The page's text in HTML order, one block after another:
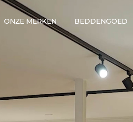
ONZE MERKEN BEDDENGOED